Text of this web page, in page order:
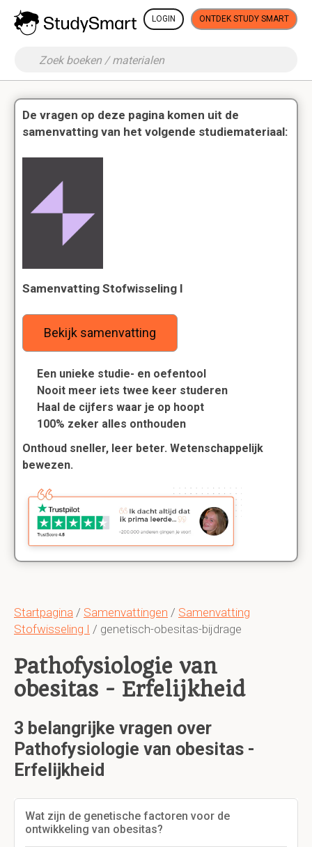
LOGIN ONTDEK STUDY SMART
Startpagina / Samenvattingen / Samenvatting
Stofwisseling I / genetisch-obesitas-bijdrage
Pathofysiologie van
obesitas - Erfelijkheid
3 belangrijke vragen over
Pathofysiologie van obesitas -
Erfelijkheid
Wat zijn de genetische factoren voor de
ontwikkeling van obesitas?
De vragen op deze pagina komen uit de
samenvatting van het volgende studiemateriaal:
Samenvatting Stofwisseling I
Bekijk samenvatting
Een unieke studie- en oefentool
Nooit meer iets twee keer studeren
Haal de cijfers waar je op hoopt
100% zeker alles onthouden
Onthoud sneller, leer beter. Wetenschappelijk
bewezen.